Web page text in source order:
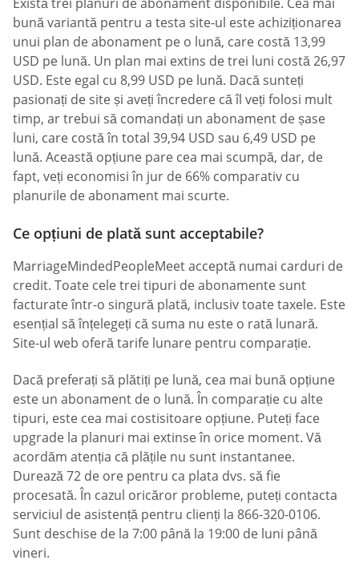
bună variantă pentru a testa site-ul este achiziționarea
unui plan de abonament pe o lună, care costă 13,99
USD pe lună. Un plan mai extins de trei luni costă 26,97
USD. Este egal cu 8,99 USD pe lună. Dacă sunteți
pasionați de site și aveți încredere că îl veți folosi mult
timp, ar trebui să comandați un abonament de șase
luni, care costă în total 39,94 USD sau 6,49 USD pe
lună. Această opțiune pare cea mai scumpă, dar, de
fapt, veți economisi în jur de 66% comparativ cu
planurile de abonament mai scurte.
Ce opțiuni de plată sunt acceptabile?
MarriageMindedPeopleMeet acceptă numai carduri de
credit. Toate cele trei tipuri de abonamente sunt
facturate într-o singură plată, inclusiv toate taxele. Este
esențial să înțelegeți că suma nu este o rată lunară.
Site-ul web oferă tarife lunare pentru comparație.
Dacă preferați să plătiți pe lună, cea mai bună opțiune
este un abonament de o lună. În comparație cu alte
tipuri, este cea mai costisitoare opțiune. Puteți face
upgrade la planuri mai extinse în orice moment. Vă
acordăm atenția că plățile nu sunt instantanee.
Durează 72 de ore pentru ca plata dvs. să fie
procesată. În cazul oricăror probleme, puteți contacta
serviciul de asistență pentru clienți la 866-320-0106.
Sunt deschise de la 7:00 până la 19:00 de luni până
vineri.